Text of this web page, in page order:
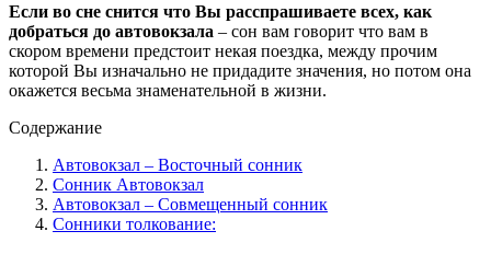
Если во сне снится что Вы расспрашиваете всех, как
добраться до автовокзала – сон вам говорит что вам в
скором времени предстоит некая поездка, между прочим
которой Вы изначально не придадите значения, но потом она
окажется весьма знаменательной в жизни.
Содержание
Автовокзал – Восточный сонник
Сонник Автовокзал
Автовокзал – Совмещенный сонник
Сонники толкование: